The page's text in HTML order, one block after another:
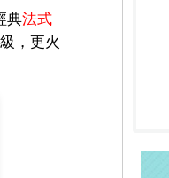
典法式
，更火